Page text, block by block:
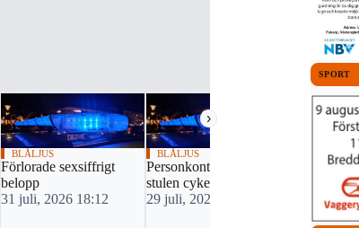
›
BLÅLJUS
Förlorade sexsiffrigt
belopp
31 juli, 2026 18:12
BLÅLJUS
Personkontroll avslöjade
stulen cykel
29 juli, 2026 08:08
BLÅLJUS
Rån mot
Bodafors
28 juli,
SPORT